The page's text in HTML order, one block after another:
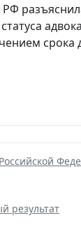
срока
результат